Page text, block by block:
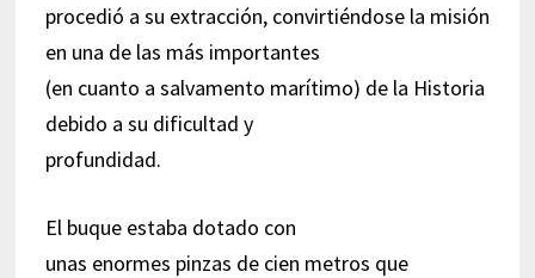
procedió a su extracción, convirtiéndose la misión
en una de las más importantes
(en cuanto a salvamento marítimo) de la Historia
debido a su dificultad y
profundidad.
El buque estaba dotado con
unas enormes pinzas de cien metros que